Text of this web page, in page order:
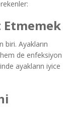
Ayakların
de enfeksiyon
ayakların iyice